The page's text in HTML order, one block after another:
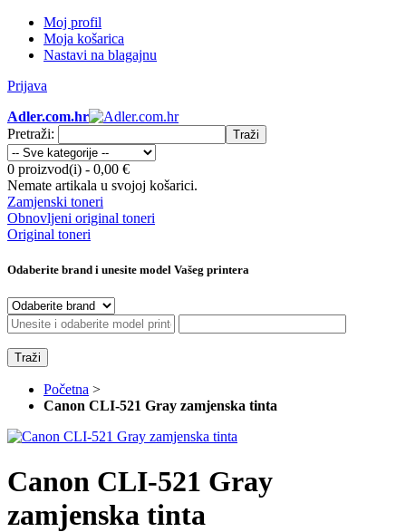
Moj profil
Moja košarica
Nastavi na blagajnu
Prijava
Adler.com.hr
Pretraži:
Traži
0 proizvod(i) - 0,00 €
Nemate artikala u svojoj košarici.
Zamjenski toneri
Obnovljeni original toneri
Original toneri
Odaberite brand i unesite model Vašeg printera
Traži
Početna >
Canon CLI-521 Gray zamjenska tinta
Canon CLI-521 Gray
zamjenska tinta